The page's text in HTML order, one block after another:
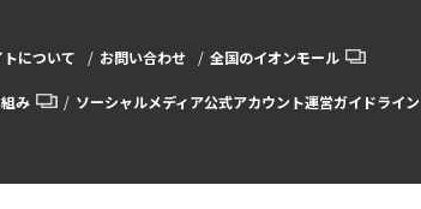
について お問い合わせ 全国のイオンモール
み ソーシャルメディア公式アカウント運営ガイドライン